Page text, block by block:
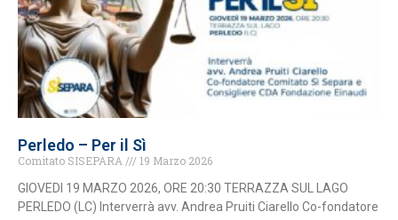
Perledo – Per il Sì
Comitato SISEPARA
19 Marzo 2026
GIOVEDI 19 MARZO 2026, ORE 20:30 TERRAZZA SUL LAGO
PERLEDO (LC) Interverrà avv. Andrea Pruiti Ciarello Co-fondatore